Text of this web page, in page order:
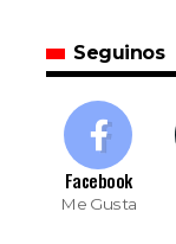
Seguinos
Facebook
Me Gusta